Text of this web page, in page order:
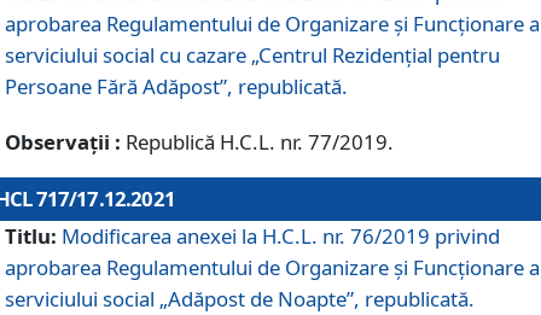
aprobarea Regulamentului de Organizare și Funcționare
serviciului social cu cazare „Centrul Rezidențial pentru
Persoane Fără Adăpost”, republicată.
Observații : Republică H.C.L. nr. 77/2019.
717/17.12.2021
Titlu: Modificarea anexei la H.C.L. nr. 76/2019 privind
aprobarea Regulamentului de Organizare şi Funcționare
serviciului social „Adăpost de Noapte”, republicată.